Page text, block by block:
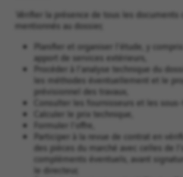
Vérifier la présence de tous les documents
mentionnés au dossier,
Planifier et organiser l'étude, y
apport de services extérieurs,
Procéder à l'analyse technique du
les méthodes éventuellement et le
prévisionnel des travaux,
Consulter les fournisseurs et les
Calculer le prix technique,
Formuler l'offre,
Participer à la revue de contrat en
des pièces du marché avec celles de
compléments éventuels, avant
le directeur,